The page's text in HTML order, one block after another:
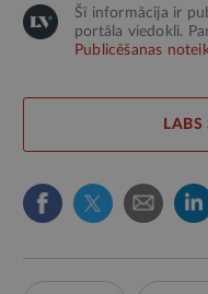
Šī informācija ir
portāla viedokli.
Publicēšanas
LABS